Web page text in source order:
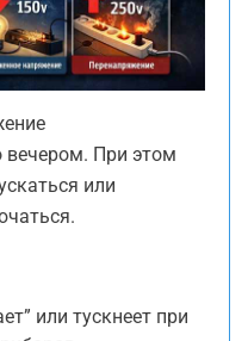
вечером. При этом
или
или тускнеет при